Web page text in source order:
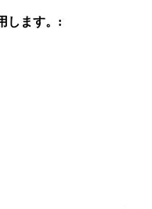
します。: